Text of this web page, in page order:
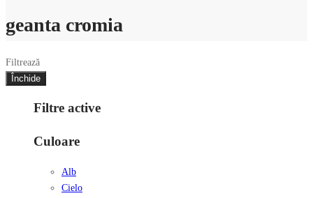
geanta cromia
Filtrează
Închide
Filtre active
Culoare
Alb
Cielo